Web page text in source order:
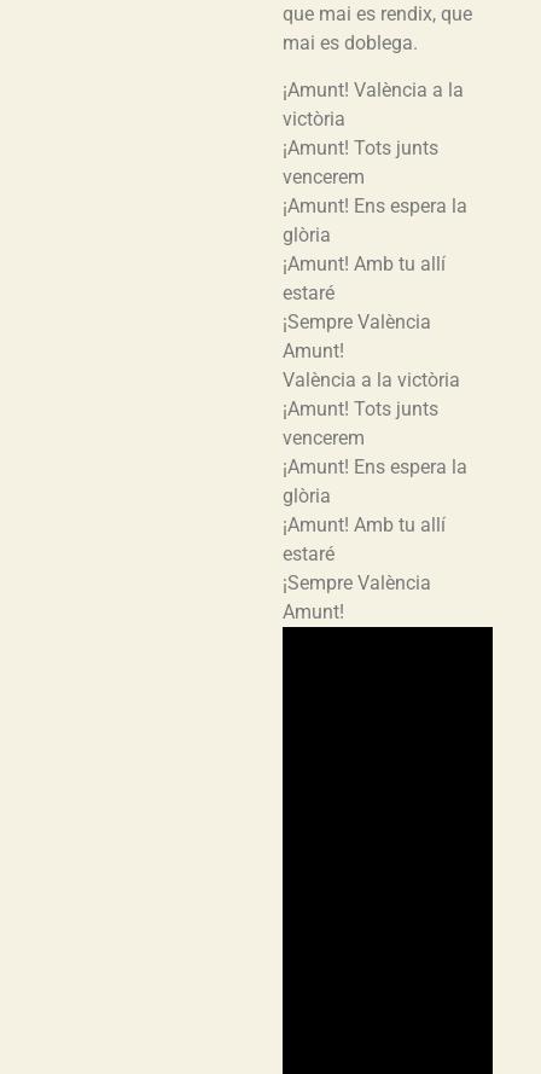
que mai es rendix, que
mai es doblega.
¡Amunt! València a la
victòria
¡Amunt! Tots junts
vencerem
¡Amunt! Ens espera la
glòria
¡Amunt! Amb tu allí
estaré
¡Sempre València
Amunt!
València a la victòria
¡Amunt! Tots junts
vencerem
¡Amunt! Ens espera la
glòria
¡Amunt! Amb tu allí
estaré
¡Sempre València
Amunt!